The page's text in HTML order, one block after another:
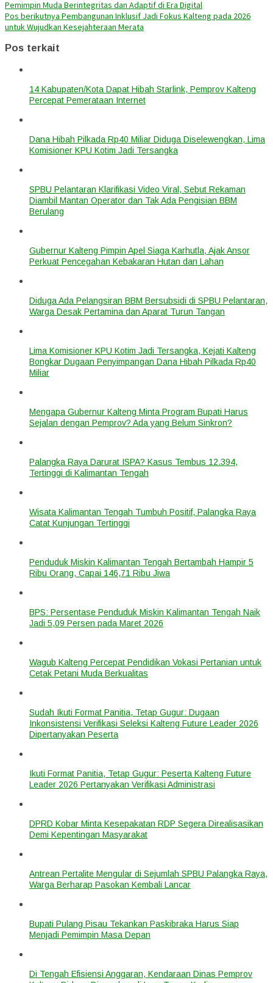
Pemimpin Muda Berintegritas dan Adaptif di Era Digital
Pos berikutnya Pembangunan Inklusif Jadi Fokus Kalteng pada 2026
untuk Wujudkan Kesejahteraan Merata
Pos terkait
14 Kabupaten/Kota Dapat Hibah Starlink, Pemprov Kalteng
Percepat Pemerataan Internet
Dana Hibah Pilkada Rp40 Miliar Diduga Diselewengkan, Lima
Komisioner KPU Kotim Jadi Tersangka
SPBU Pelantaran Klarifikasi Video Viral, Sebut Rekaman
Diambil Mantan Operator dan Tak Ada Pengisian BBM
Berulang
Gubernur Kalteng Pimpin Apel Siaga Karhutla, Ajak Ansor
Perkuat Pencegahan Kebakaran Hutan dan Lahan
Diduga Ada Pelangsiran BBM Bersubsidi di SPBU Pelantaran,
Warga Desak Pertamina dan Aparat Turun Tangan
Lima Komisioner KPU Kotim Jadi Tersangka, Kejati Kalteng
Bongkar Dugaan Penyimpangan Dana Hibah Pilkada Rp40
Miliar
Mengapa Gubernur Kalteng Minta Program Bupati Harus
Sejalan dengan Pemprov? Ada yang Belum Sinkron?
Palangka Raya Darurat ISPA? Kasus Tembus 12.394,
Tertinggi di Kalimantan Tengah
Wisata Kalimantan Tengah Tumbuh Positif, Palangka Raya
Catat Kunjungan Tertinggi
Penduduk Miskin Kalimantan Tengah Bertambah Hampir 5
Ribu Orang, Capai 146,71 Ribu Jiwa
BPS: Persentase Penduduk Miskin Kalimantan Tengah Naik
Jadi 5,09 Persen pada Maret 2026
Wagub Kalteng Percepat Pendidikan Vokasi Pertanian untuk
Cetak Petani Muda Berkualitas
Sudah Ikuti Format Panitia, Tetap Gugur: Dugaan
Inkonsistensi Verifikasi Seleksi Kalteng Future Leader 2026
Dipertanyakan Peserta
Ikuti Format Panitia, Tetap Gugur: Peserta Kalteng Future
Leader 2026 Pertanyakan Verifikasi Administrasi
DPRD Kobar Minta Kesepakatan RDP Segera Direalisasikan
Demi Kepentingan Masyarakat
Antrean Pertalite Mengular di Sejumlah SPBU Palangka Raya,
Warga Berharap Pasokan Kembali Lancar
Bupati Pulang Pisau Tekankan Paskibraka Harus Siap
Menjadi Pemimpin Masa Depan
Di Tengah Efisiensi Anggaran, Kendaraan Dinas Pemprov